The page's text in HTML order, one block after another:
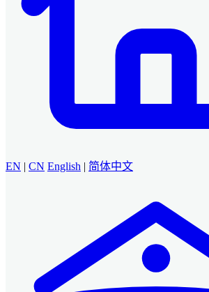
EN | CN English | 简体中文